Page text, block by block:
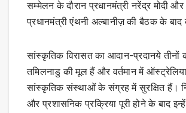
सम्मेलन के दौरान प्रधानमंत्री नरेंद्र मोदी
प्रधानमंत्री एंथनी अल्बानीज़ की बैठक के बाद
सांस्कृतिक विरासत का आदान-प्रदानये तीनों
तमिलनाडु की मूल हैं और वर्तमान में ऑस्ट्रेलिया
सांस्कृतिक संस्थाओं के संग्रह में सुरक्षित हैं।
और प्रशासनिक प्रक्रिया पूरी होने के बाद